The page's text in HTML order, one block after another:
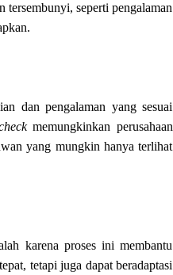
tersembunyi, seperti pengalaman
dan pengalaman yang sesuai
memungkinkan perusahaan
yang mungkin hanya terlihat
karena proses ini membantu
tetapi juga dapat beradaptasi